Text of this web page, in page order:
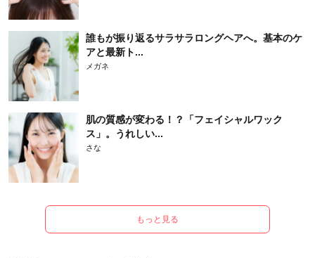
誰もが振り返るサラサラロングヘアへ。基本のケ
アと最新ト...
メガネ
肌の質感が変わる！？「フェイシャルワック
ス」。うれしい...
さな
もっと見る